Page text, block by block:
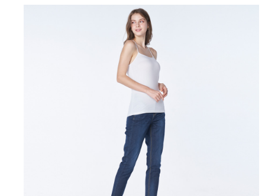
4.訂單成立30分鐘內，如未前往確認交易或遇審核未通過，訂單將自動取
消。如遇「轉專審核」未通過狀況，表示未達大哥付你分期系統評分，恕無
1.分期款項不併入電信帳單，「大哥付你分期」於每月結算日後寄送繳費提
2.透過簡訊連結打開帳單後，可選擇「超商條碼／台灣大直營門市／銀行轉
帳／街口支付／iPASS MONEY」等通路繳費。
1.本服務係由「台灣大哥大股份有限公司」（以下簡稱本公司）所提供，讓
用戶於交易時，得透過本服務購買商品或服務，並由商店將買賣／分期付款
買賣價金債權讓與本公司後，依約使用本公司帳單繳交帳款。
2.基於同意付款使用「大哥付你分期」之契約關係目的，商店將以您的個人
資料（包含姓名、電話或地址）提供予台灣大哥大進項蒐集、處理及利用，
由本公司與您本人進行分期帳單所需資料之確認、核對及更正。
3.完整用戶服務條款，請詳閱以下連結：
https://oppay.tw/userRule
１．簡單：不需註冊會員、不需綁卡、不需儲值。
２．便利：只要手機號碼，簡訊認證，即可結帳。
３．安心：先確認商品／服務後，再付款。
【「AFTEE先享後付」結帳流程】
１．於結帳方式選擇「AFTEE先享後付」後，將跳轉至「AFTEE先享後付」
結帳頁面，進行簡訊認證並確認金額後，即可完成結帳。
２．訂單成立數日內，您將收到繳費通知簡訊。
３．收到繳費通知簡訊後14天內，點擊此簡訊中的連結，可透過四大超商／
ATM／網路銀行／等多元方式進行付款，方視為交易完成。
※ 請注意：結帳手續完成當下不需立刻繳費，但若您需要取消訂單，請聯絡
購買商品的店家。未經商家同意取消之訂單仍視為有效，需透過AFTEE先享
※ 交易是否成功請以「AFTEE先享後付 」之結帳頁面顯示為準，若有關於
是否繳費成功／繳費後需取消欲退款等相關疑問，請聯繫「AFTEE先享後付
https://netprotections.freshdesk.com/support/home
每筆NT$80，滿NT$888(含以上)免運費
每筆NT$80，滿NT$888(含以上)免運費
每筆NT$60，滿NT$3,000(含以上)免運費
每筆NT$60，滿NT$3,000(含以上)免運費